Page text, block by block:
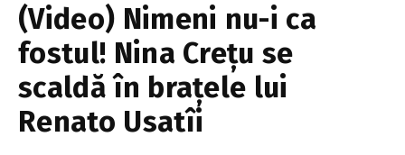
(Video) Nimeni nu-i ca
fostul! Nina Crețu se
scaldă în brațele lui
Renato Usatîi